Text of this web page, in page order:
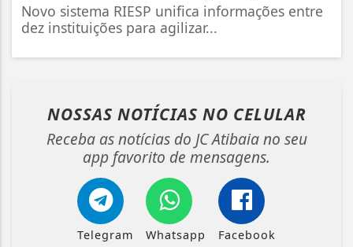
Novo sistema RIESP unifica informações entre
dez instituições para agilizar...
NOSSAS NOTÍCIAS NO CELULAR
Receba as notícias do JC Atibaia no seu
app favorito de mensagens.
Telegram Whatsapp Facebook